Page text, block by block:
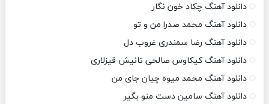
دانلود آهنگ چکاد خون نگار
دانلود آهنگ محمد صدرا من و تو
دانلود آهنگ رضا سمندری غروب دل
دانلود آهنگ کیکاوس صالحی تانیش قیزلاری
دانلود آهنگ محمد میوه چیان جای من
دانلود آهنگ سامین دست منو بگیر